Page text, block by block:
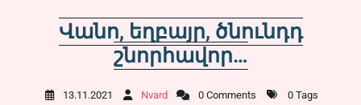
Վանո, եղբայր, ծնունդդ
շնորհավոր…
13.11.2021 Nvard 0 Comments 0 Tags